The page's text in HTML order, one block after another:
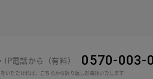
IP電話から（有料） 0570-003-
いただければ、こちらから折り返しお電話いたします